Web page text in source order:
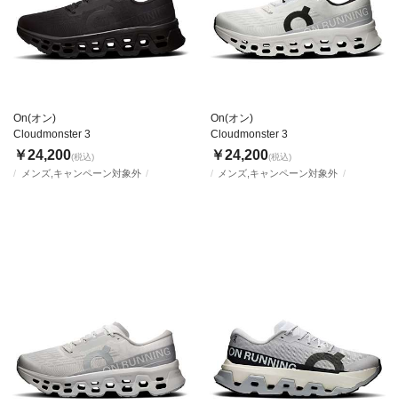
メンズ,キャンペーン対象外
On(オン)
Cloudmonster 3
￥24,200(税込)
メンズ,キャンペーン対象外
On(オン)
Cloudmonster 3
￥24,200(税込)